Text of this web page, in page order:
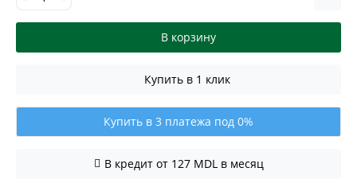
В корзину
Купить в 1 клик
Купить в 3 платежа под 0%
В кредит от 127 MDL в месяц